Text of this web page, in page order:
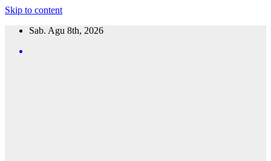
Skip to content
Sab. Agu 8th, 2026